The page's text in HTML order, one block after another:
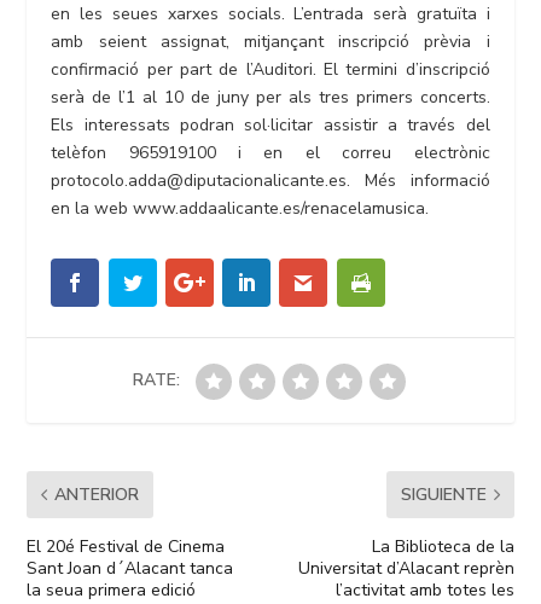
en les seues xarxes socials. L’entrada serà gratuïta i
amb seient assignat, mitjançant inscripció prèvia i
confirmació per part de l’Auditori. El termini d’inscripció
serà de l’1 al 10 de juny per als tres primers concerts.
Els interessats podran sol·licitar assistir a través del
telèfon 965919100 i en el correu electrònic
protocolo.adda@diputacionalicante.es. Més informació
en la web www.addaalicante.es/renacelamusica.
RATE:
ANTERIOR
El 20é Festival de Cinema
Sant Joan d´Alacant tanca
la seua primera edició
SIGUIENTE
La Biblioteca de la
Universitat d’Alacant reprèn
l’activitat amb totes les